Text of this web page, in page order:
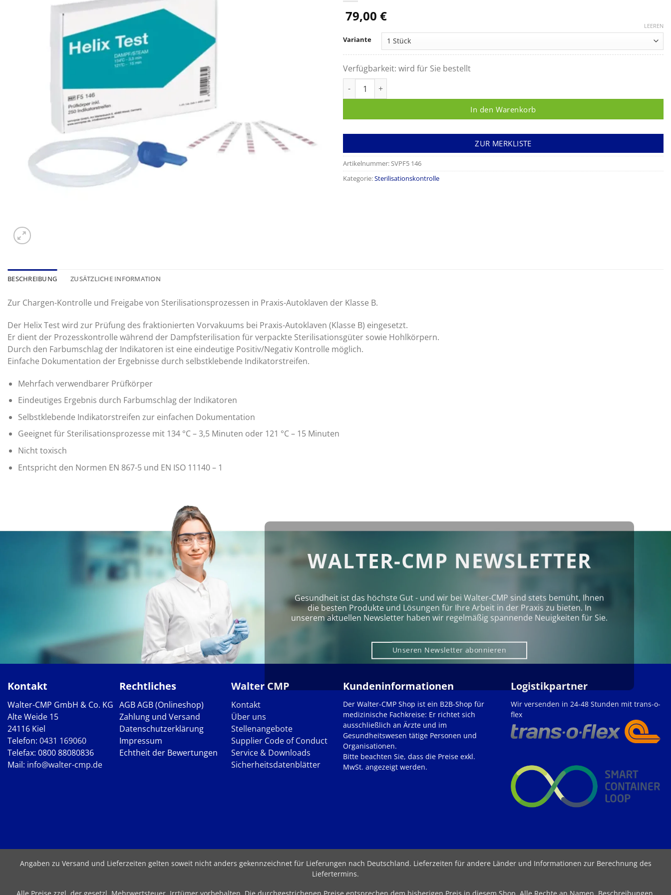
79,00 €
Variante
LEEREN
Verfügbarkeit: wird für Sie bestellt
In den Warenkorb
ZUR MERKLISTE
Artikelnummer:SVPF5 146
Kategorie:Sterilisationskontrolle
BESCHREIBUNG ZUSÄTZLICHE INFORMATION
Zur Chargen-Kontrolle und Freigabe von Sterilisationsprozessen in Praxis-Autoklaven der Klasse B.
Der Helix Test wird zur Prüfung des fraktionierten Vorvakuums bei Praxis-Autoklaven (Klasse B) eingesetzt.
Er dient der Prozesskontrolle während der Dampfsterilisation für verpackte Sterilisationsgüter sowie Hohlkörpern.
Durch den Farbumschlag der Indikatoren ist eine eindeutige Positiv/Negativ Kontrolle möglich.
Einfache Dokumentation der Ergebnisse durch selbstklebende Indikatorstreifen.
Mehrfach verwendbarer Prüfkörper
Eindeutiges Ergebnis durch Farbumschlag der Indikatoren
Selbstklebende Indikatorstreifen zur einfachen Dokumentation
Geeignet für Sterilisationsprozesse mit 134 °C – 3,5 Minuten oder 121 °C – 15 Minuten
Nicht toxisch
Entspricht den Normen EN 867-5 und EN ISO 11140 – 1
WALTER-CMP NEWSLETTER
Gesundheit ist das höchste Gut - und wir bei Walter‑CMP sind stets bemüht, Ihnen
die besten Produkte und Lösungen für Ihre Arbeit in der Praxis zu bieten. In
unserem aktuellen Newsletter haben wir regelmäßig spannende Neuigkeiten für Sie.
Unseren Newsletter abonnieren
Kontakt
Walter-CMP GmbH & Co. KG
Alte Weide 15
24116 Kiel
Telefon: 0431 169060
Telefax: 0800 88080836
Mail: info@walter-cmp.de
Rechtliches
AGBAGB (Onlineshop)
Zahlung und Versand
Datenschutzerklärung
Impressum
Echtheit der Bewertungen
Walter CMP
Kontakt
Über uns
Stellenangebote
Supplier Code of Conduct
Service & Downloads
Sicherheitsdatenblätter
Kundeninformationen
Der Walter-CMP Shop ist ein B2B-Shop für
medizinische Fachkreise: Er richtet sich
ausschließlich an Ärzte und im
Gesundheitswesen tätige Personen und
Organisationen.
Bitte beachten Sie, dass die Preise exkl.
MwSt. angezeigt werden.
Logistikpartner
Wir versenden in 24-48 Stunden mit trans-o-
flex
Angaben zu Versand und Lieferzeiten gelten soweit nicht anders gekennzeichnet für Lieferungen nach Deutschland. Lieferzeiten für andere Länder und Informationen zur Berechnung des
Liefertermins.